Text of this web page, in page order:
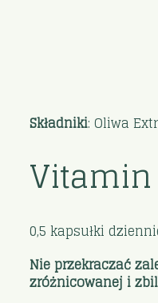
Składniki: Oliwa
Vitamin
0,5 kapsułki
Nie przekraczać
zróżnicowanej i